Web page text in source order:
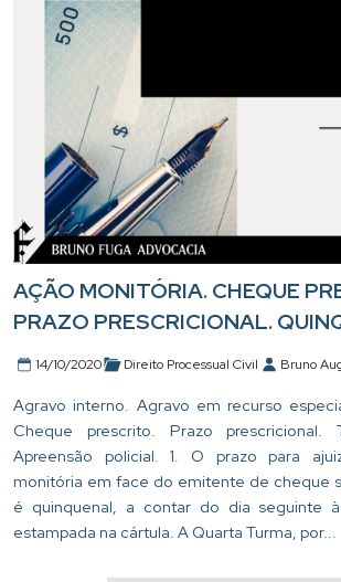
AÇÃO MONITÓRIA. CHEQUE
PRAZO PRESCRICIONAL.
14/10/2020 Direito Processual Civil Bruno
Agravo interno. Agravo em recurso
Cheque prescrito. Prazo prescricional.
Apreensão policial. 1. O prazo para
monitória em face do emitente de cheque
é quinquenal, a contar do dia seguinte
estampada na cártula. A Quarta Turma, por...